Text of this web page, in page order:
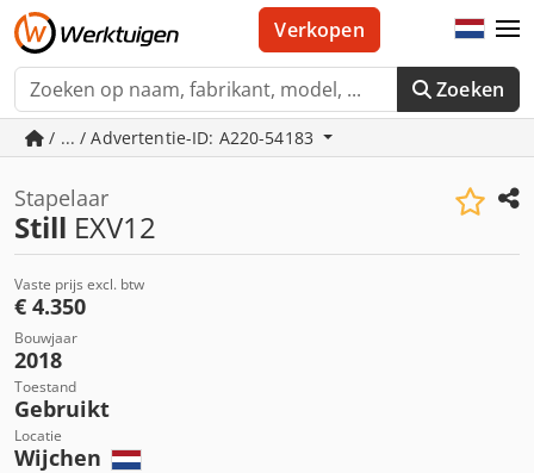
Zoeken
Verkopen
/ ... / Advertentie-ID: A220-54183
Stapelaar
Still EXV12
Vaste prijs excl. btw
€ 4.350
Bouwjaar
2018
Toestand
Gebruikt
Locatie
Wijchen